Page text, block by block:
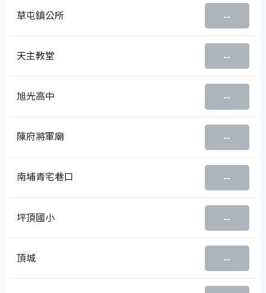
草屯鎮公所 --
天主教堂 --
旭光高中 --
陳府將軍廟 --
南埔青宅巷口 --
坪頂國小 --
頂城 --